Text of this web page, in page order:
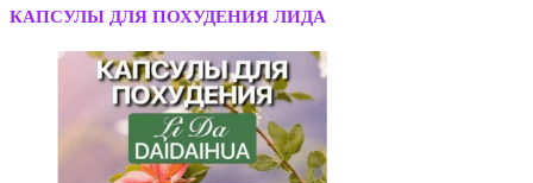
КАПСУЛЫ ДЛЯ ПОХУДЕНИЯ ЛИДА